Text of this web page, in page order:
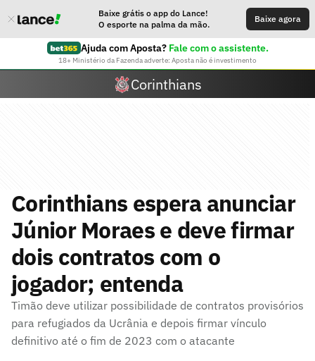
Baixe grátis o app do Lance!
O esporte na palma da mão.
Baixe agora
Ajuda com Aposta? Fale com o assistente.
18+ Ministério da Fazenda adverte: Aposta não é investimento
Corinthians
Corinthians espera anunciar
Júnior Moraes e deve firmar
dois contratos com o
jogador; entenda
Timão deve utilizar possibilidade de contratos provisórios
para refugiados da Ucrânia e depois firmar vínculo
definitivo até o fim de 2023 com o atacante